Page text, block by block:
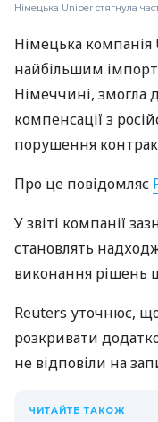
Німецька Uniper стягнула
Німецька компанія
найбільшим
Німеччині, змогла
компенсації з
порушення
Про це повідомляє
У звіті компанії
становлять
виконання рішень
Reuters уточнює,
розкривати
не відповіли на
ЧИТАЙТЕ ТАКОЖ